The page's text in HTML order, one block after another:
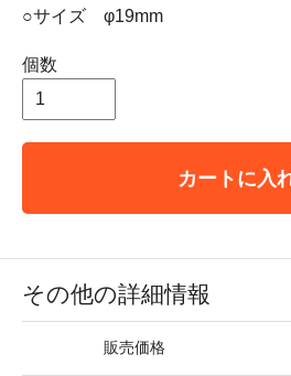
○サイズ φ19mm
個数
カートに入
その他の詳細情報
販売価格